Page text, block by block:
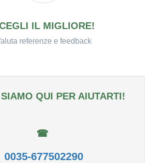
IL MIGLIORE!
referenze e feedback
QUI PER AIUTARTI!
☎
0035-677502290